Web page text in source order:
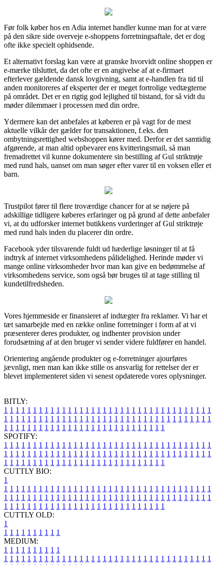
Før folk køber hos en Adia internet handler kunne man for at være
på den sikre side overveje e-shoppens forretningsaftale, det er dog
ofte ikke specielt ophidsende.
Et alternativt forslag kan være at granske hvorvidt online shoppen er
e-mærke tilsluttet, da det ofte er en angivelse af at e-firmaet
efterlever gældende dansk lovgivning, samt at e-handlen fra tid til
anden monitoreres af eksperter der er meget fortrolige vedtægterne
på området. Det er en rigtig god lejlighed til bistand, for så vidt du
møder dilemmaer i processen med din ordre.
Ydermere kan det anbefales at køberen er på vagt for de mest
aktuelle vilkår der gælder for transaktionen, f.eks. den
ombytningsrettighed webshoppen kører med. Derfor er det samtidig
afgørende, at man altid opbevarer ens kvitteringsmail, så man
fremadrettet vil kunne dokumentere sin bestilling af Gul striktrøje
med rund hals, uanset om man søger efter varer til en voksen eller et
barn.
Trustpilot fører til flere troværdige chancer for at se nøjere på
adskillige tidligere køberes erfaringer og på grund af dette anbefaler
vi, at du udforsker internet butikkens vurderinger af Gul striktrøje
med rund hals inden du placerer din ordre.
Facebook yder tilsvarende fuldt ud hæderlige løsninger til at få
indtryk af internet virksomhedens pålidelighed. Herinde møder vi
mange online virksomheder hvor man kan give en bedømmelse af
virksomhedens service, som også bør bruges til at tage stilling til
kundetilfredsheden.
Vores hjemmeside er finansieret af indtægter fra reklamer. Vi har et
tæt samarbejde med en række online forretninger i form af at vi
præsenterer deres produkter, og indhenter provision under
forudsætning af at den bruger vi sender videre fuldfører en handel.
Orientering angående produkter og e-forretninger ajourføres
jævnligt, men man kan ikke stille os ansvarlig for rettelser der er
blevet implementeret siden vi senest opdaterede vores oplysninger.
BITLY:
1 1 1 1 1 1 1 1 1 1 1 1 1 1 1 1 1 1 1 1 1 1 1 1 1 1 1 1 1 1 1 1 1 1 1 1
1 1 1 1 1 1 1 1 1 1 1 1 1 1 1 1 1 1 1 1 1 1 1 1 1 1 1 1 1 1 1 1 1 1 1 1
1 1 1 1 1 1 1 1 1 1 1 1 1 1 1 1 1 1 1 1 1 1 1 1 1 1 1 1
SPOTIFY:
1 1 1 1 1 1 1 1 1 1 1 1 1 1 1 1 1 1 1 1 1 1 1 1 1 1 1 1 1 1 1 1 1 1 1 1
1 1 1 1 1 1 1 1 1 1 1 1 1 1 1 1 1 1 1 1 1 1 1 1 1 1 1 1 1 1 1 1 1 1 1 1
1 1 1 1 1 1 1 1 1 1 1 1 1 1 1 1 1 1 1 1 1 1 1 1 1 1 1 1
CUTTLY BIO:
1
1 1 1 1 1 1 1 1 1 1 1 1 1 1 1 1 1 1 1 1 1 1 1 1 1 1 1 1 1 1 1 1 1 1 1 1
1 1 1 1 1 1 1 1 1 1 1 1 1 1 1 1 1 1 1 1 1 1 1 1 1 1 1 1 1 1 1 1 1 1 1 1
1 1 1 1 1 1 1 1 1 1 1 1 1 1 1 1 1 1 1 1 1 1 1 1 1 1 1 1
CUTTLY OLD:
1
1 1 1 1 1 1 1 1 1 1
MEDIUM:
1 1 1 1 1 1 1 1 1 1
1 1 1 1 1 1 1 1 1 1 1 1 1 1 1 1 1 1 1 1 1 1 1 1 1 1 1 1 1 1 1 1 1 1 1 1